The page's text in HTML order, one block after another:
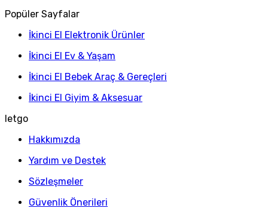
Popüler Sayfalar
İkinci El Elektronik Ürünler
İkinci El Ev & Yaşam
İkinci El Bebek Araç & Gereçleri
İkinci El Giyim & Aksesuar
letgo
Hakkımızda
Yardım ve Destek
Sözleşmeler
Güvenlik Önerileri